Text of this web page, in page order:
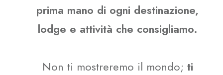
prima mano di ogni destinazione,
lodge e attività che consigliamo.
Non ti mostreremo il mondo; ti